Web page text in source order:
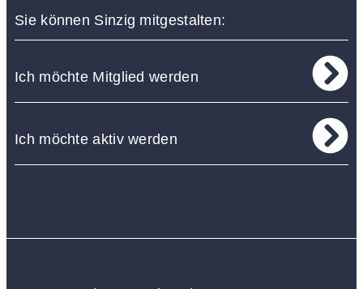
Sie können Sinzig mitgestalten:
Ich möchte Mitglied werden
Ich möchte aktiv werden